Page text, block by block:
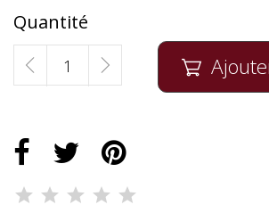
Quantité
